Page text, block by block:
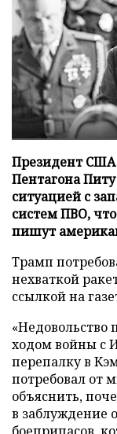
Президент США
Пентагона Питу
ситуацией с
систем ПВО,
пишут
Трамп
нехваткой
ссылкой на
ходом войны с
перепалку в
потребовал от
объяснить,
в заблуждение